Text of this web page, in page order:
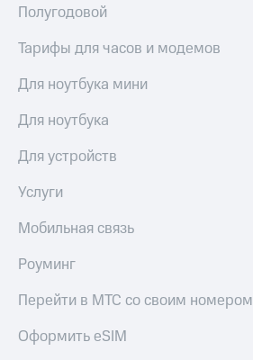
Полугодовой
Тарифы для часов и модемов
Для ноутбука мини
Для ноутбука
Для устройств
Услуги
Мобильная связь
Роуминг
Перейти в МТС со своим номером
Оформить eSIM